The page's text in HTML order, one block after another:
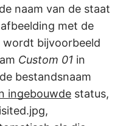
naam van de staat
met de
wordt bijvoorbeeld
Custom 01 in
bestandsnaam
ingebouwde status,